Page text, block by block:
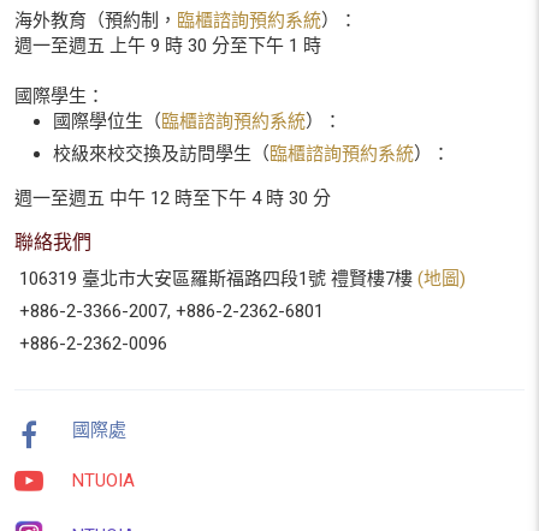
海外教育（預約制， 臨櫃諮詢預約系統）：
週一至週五 上午 9 時 30 分至下午 1 時
國際學生：
國際學位生（臨櫃諮詢預約系統）：
校級來校交換及訪問學生（臨櫃諮詢預約系統）：
週一至週五 中午 12 時至下午 4 時 30 分
聯絡我們
106319 臺北市大安區羅斯福路四段1號 禮賢樓7樓 (地圖)
+886-2-3366-2007, +886-2-2362-6801
+886-2-2362-0096
國際處
NTUOIA